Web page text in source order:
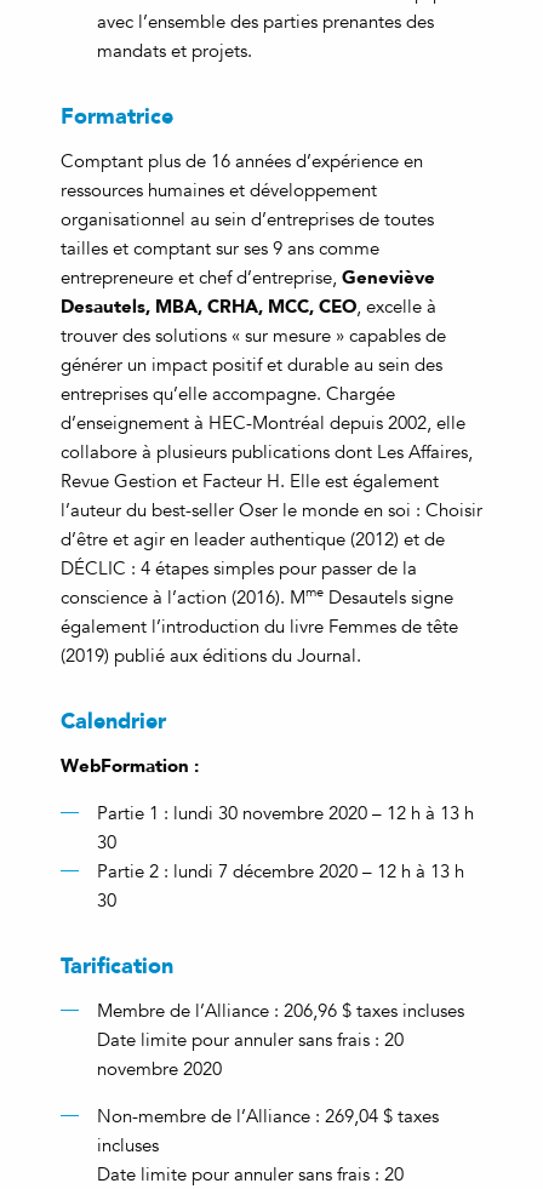
avec l’ensemble des parties prenantes des
mandats et projets.
Formatrice
Comptant plus de 16 années d’expérience en
ressources humaines et développement
organisationnel au sein d’entreprises de toutes
tailles et comptant sur ses 9 ans comme
entrepreneure et chef d’entreprise, Geneviève
Desautels, MBA, CRHA, MCC, CEO, excelle à
trouver des solutions « sur mesure » capables de
générer un impact positif et durable au sein des
entreprises qu’elle accompagne. Chargée
d’enseignement à HEC-Montréal depuis 2002, elle
collabore à plusieurs publications dont Les Affaires,
Revue Gestion et Facteur H. Elle est également
l’auteur du best-seller Oser le monde en soi : Choisir
d’être et agir en leader authentique (2012) et de
DÉCLIC : 4 étapes simples pour passer de la
conscience à l’action (2016). Mme Desautels signe
également l’introduction du livre Femmes de tête
(2019) publié aux éditions du Journal.
Calendrier
WebFormation :
Partie 1 : lundi 30 novembre 2020 – 12 h à 13 h
30
Partie 2 : lundi 7 décembre 2020 – 12 h à 13 h
30
Tarification
Membre de l’Alliance : 206,96 $ taxes incluses
Date limite pour annuler sans frais : 20
novembre 2020
Non-membre de l’Alliance : 269,04 $ taxes
incluses
Date limite pour annuler sans frais : 20